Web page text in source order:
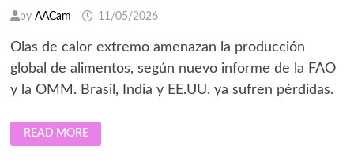
DEL
SECTOR?
by AACam 11/05/2026
Olas de calor extremo amenazan la producción
global de alimentos, según nuevo informe de la FAO
y la OMM. Brasil, India y EE.UU. ya sufren pérdidas.
EL
MUNDO
SE
READ MORE